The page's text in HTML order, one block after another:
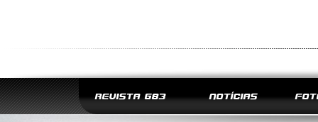
REVISTA G83 NOTÍCIAS